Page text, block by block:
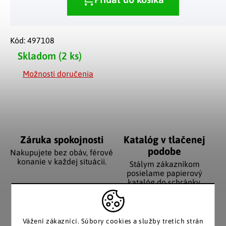
Vážení zákazníci. Súbory cookies a služby tretích strán
Skladom (2 ks)
Možnosti doručenia
Kód: 497108
Záruka spokojnosti
Nakupujete bez obáv, férové
​​konanie v každej situácii.
Katalóg v tlačenej
podobe
Stálym zákazníkom
posielame papierový
katalóg do schránky.